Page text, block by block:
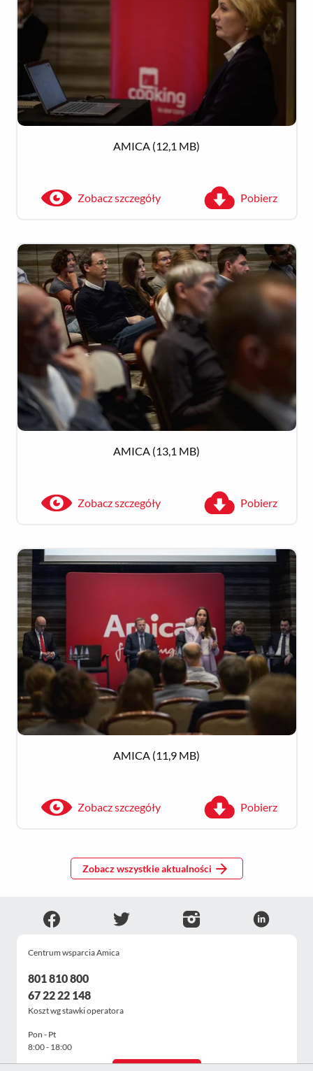
AMICA (12,1 MB)
Zobacz szczegóły Pobierz
Zobacz szczegóły Pobierz
AMICA (13,1 MB)
Zobacz szczegóły Pobierz
Zobacz szczegóły Pobierz
AMICA (11,9 MB)
Zobacz szczegóły Pobierz
Zobacz szczegóły Pobierz
Zobacz wszystkie aktualności
Centrum wsparcia Amica
801 810 800
67 22 22 148
Koszt wg stawki operatora
Pon - Pt
8:00 - 18:00